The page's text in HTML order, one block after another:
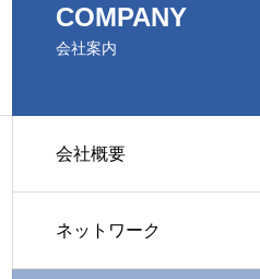
COMPANY
会社案内
会社概要
ネットワーク